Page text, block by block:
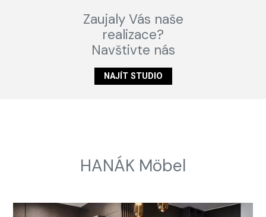
Zaujaly Vás naše
realizace?
Navštivte nás
NAJÍT STUDIO
HANÁK Möbel